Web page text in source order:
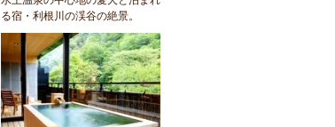
る宿・利根川の渓谷の絶景。